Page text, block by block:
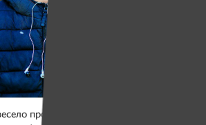
провести время: сходить в кино,